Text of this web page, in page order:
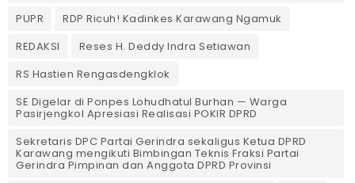
PUPR
RDP Ricuh! Kadinkes Karawang Ngamuk
REDAKSI
Reses H. Deddy Indra Setiawan
RS Hastien Rengasdengklok
SE Digelar di Ponpes Lohudhatul Burhan — Warga
Pasirjengkol Apresiasi Realisasi POKIR DPRD
Sekretaris DPC Partai Gerindra sekaligus Ketua DPRD
Karawang mengikuti Bimbingan Teknis Fraksi Partai
Gerindra Pimpinan dan Anggota DPRD Provinsi